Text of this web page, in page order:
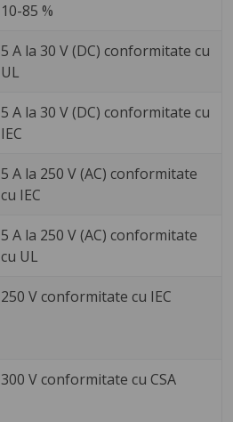
10-85 %
5 A la 30 V (DC) conformitate cu
UL
5 A la 30 V (DC) conformitate cu
IEC
5 A la 250 V (AC) conformitate
cu IEC
5 A la 250 V (AC) conformitate
cu UL
250 V conformitate cu IEC
300 V conformitate cu CSA